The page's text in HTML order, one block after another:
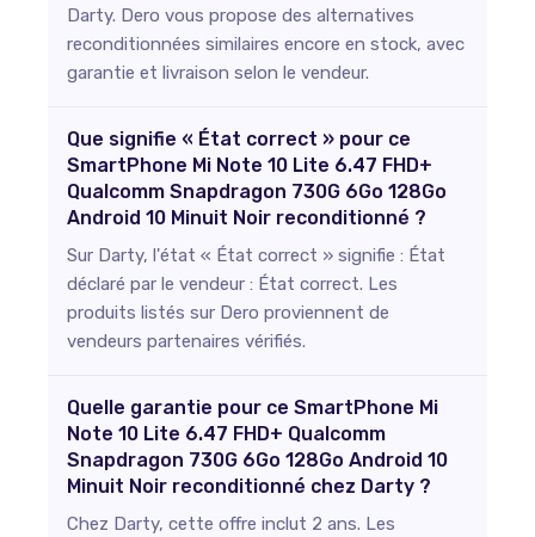
Darty. Dero vous propose des alternatives
reconditionnées similaires encore en stock, avec
garantie et livraison selon le vendeur.
Que signifie « État correct » pour ce
SmartPhone Mi Note 10 Lite 6.47 FHD+
Qualcomm Snapdragon 730G 6Go 128Go
Android 10 Minuit Noir reconditionné ?
Sur Darty, l'état « État correct » signifie : État
déclaré par le vendeur : État correct. Les
produits listés sur Dero proviennent de
vendeurs partenaires vérifiés.
Quelle garantie pour ce SmartPhone Mi
Note 10 Lite 6.47 FHD+ Qualcomm
Snapdragon 730G 6Go 128Go Android 10
Minuit Noir reconditionné chez Darty ?
Chez Darty, cette offre inclut 2 ans. Les